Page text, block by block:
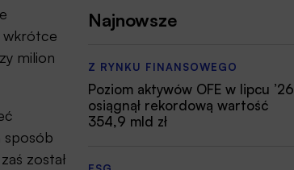
wkrótce
milion
sposób
został
Najnowsze
Z RYNKU FINANSOWEGO
Poziom aktywów OFE w lipcu ’26
osiągnął rekordową wartość
354,9 mld zł